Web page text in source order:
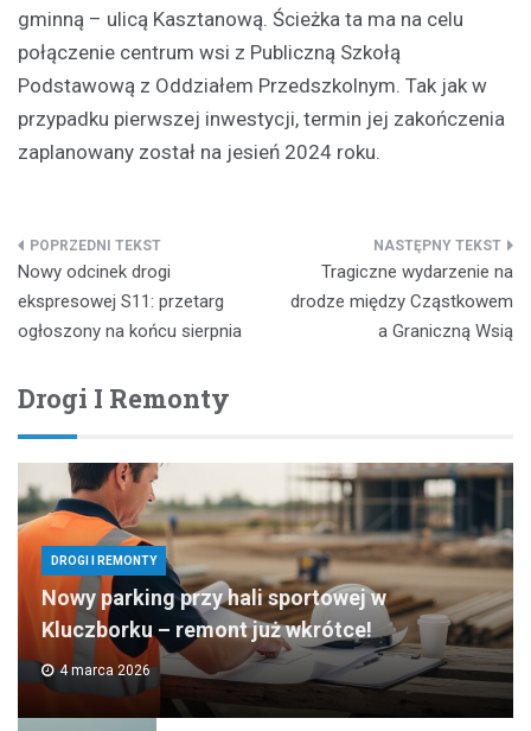
gminną – ulicą Kasztanową. Ścieżka ta ma na celu
połączenie centrum wsi z Publiczną Szkołą
Podstawową z Oddziałem Przedszkolnym. Tak jak w
przypadku pierwszej inwestycji, termin jej zakończenia
zaplanowany został na jesień 2024 roku.
Nawigacja
wpisu
Nowy odcinek drogi
ekspresowej S11: przetarg
ogłoszony na końcu sierpnia
Tragiczne wydarzenie na
drodze między Cząstkowem
a Graniczną Wsią
Drogi I Remonty
DROGI I REMONTY
Nowy parking przy hali sportowej w
Kluczborku – remont już wkrótce!
4 marca 2026